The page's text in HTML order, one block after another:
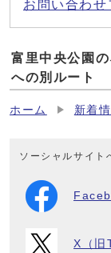
お問い合わせ
富里中央公園
への別ルート
ホーム 新着
ソーシャルサイト
X（旧